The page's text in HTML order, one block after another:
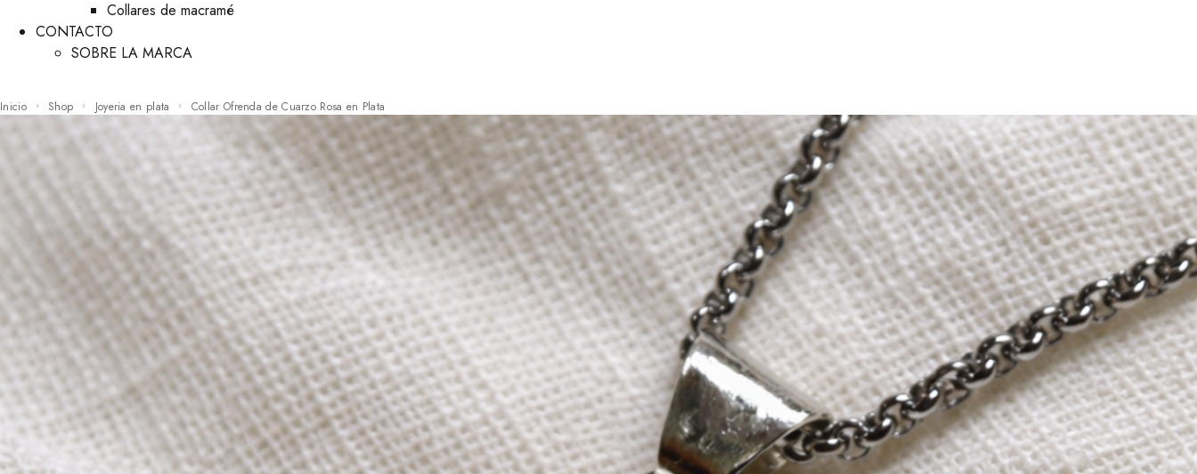
Collares de macramé
CONTACTO
SOBRE LA MARCA
Inicio Shop Joyeria en plata Collar Ofrenda de Cuarzo Rosa en Plata